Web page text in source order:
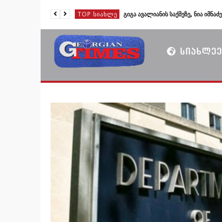
TOP ᲡᲘᲐᲮᲚᲔ
TOP ᲡᲘᲐᲮᲚᲔ
TOP ᲡᲘᲐᲮᲚᲔ
TOP ᲡᲘᲐᲮᲚᲔ